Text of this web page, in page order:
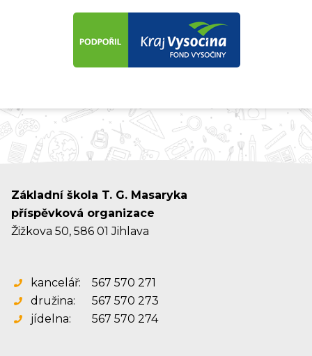
Základní škola T. G. Masaryka
příspěvková organizace
Žižkova 50, 586 01 Jihlava
kancelář:
567 570 271
družina:
567 570 273
jídelna:
567 570 274